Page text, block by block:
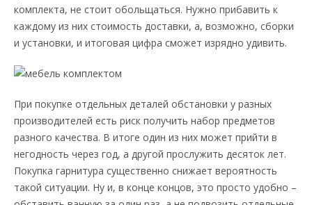
комплекта, не стоит обольщаться. Нужно прибавить к
каждому из них стоимость доставки, а, возможно, сборки
и установки, и итоговая цифра сможет изрядно удивить.
При покупке отдельных деталей обстановки у разных
производителей есть риск получить набор предметов
разного качества. В итоге один из них может прийти в
негодность через год, а другой прослужить десяток лет.
Покупка гарнитура существенно снижает вероятность
такой ситуации. Ну и, в конце концов, это просто удобно –